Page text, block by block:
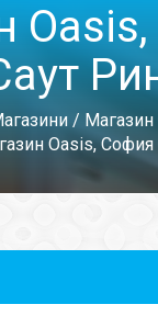
Oasis,
/
Oasis, София